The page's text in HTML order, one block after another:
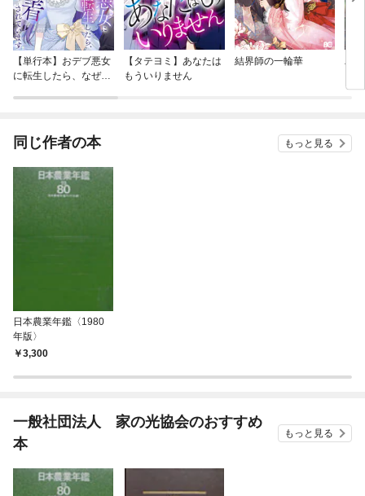
【単行本】おデブ悪女
に転生したら、なぜか
【タテヨミ】あなたは
もういりません
結界師の一輪華
バ
今
同じ作者の本 もっと見る
日本農業年鑑〈1980
年版〉
3,300
一般社団法人 家の光協会のおすすめ
本
もっと見る